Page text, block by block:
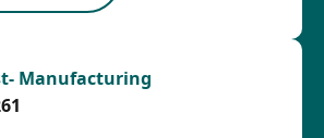
Manufacturing